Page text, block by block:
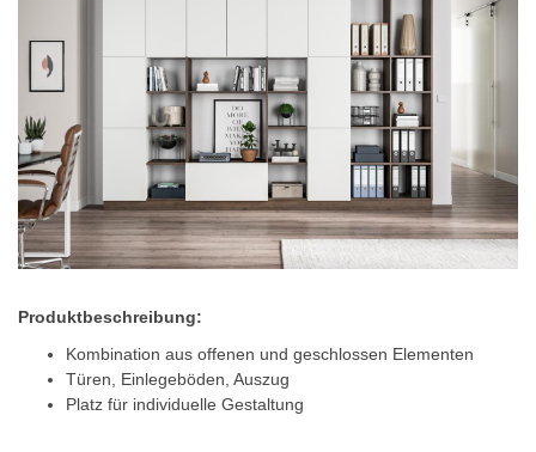
Produktbeschreibung:
Kombination aus offenen und geschlossen Elementen
Türen, Einlegeböden, Auszug
Platz für individuelle Gestaltung